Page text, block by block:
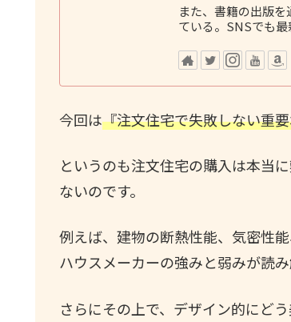
また、書籍の出版
ている。SNSでも最
今回は『注文住宅で失敗しない重
というのも注文住宅の購入は本当
ないのです。
例えば、建物の断熱性能、気密性
ハウスメーカーの強みと弱みが読み
さらにその上で、デザイン的にど